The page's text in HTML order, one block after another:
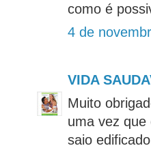
como é
4 de
VIDA
Muito
uma vez que
saio